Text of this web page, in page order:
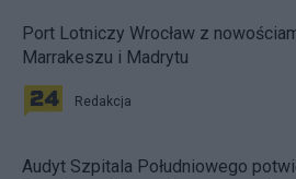
Port Lotniczy Wrocław z
Marrakeszu i Madrytu
Redakcja
Audyt Szpitala Południowego